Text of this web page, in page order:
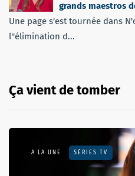
grands maestros
Une page s'est tournée dans
l''élimination d...
Ça vient de tomber
A LA UNE SÉRIES TV